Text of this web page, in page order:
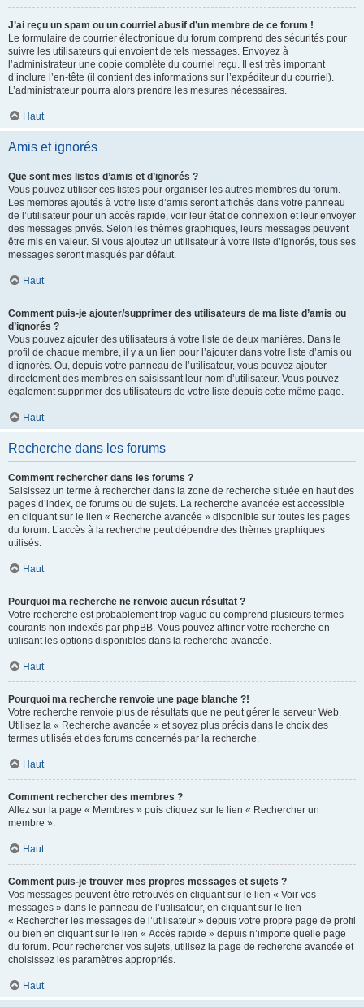
J’ai reçu un spam ou un courriel abusif d’un membre de ce forum !
Le formulaire de courrier électronique du forum comprend des sécurités pour
suivre les utilisateurs qui envoient de tels messages. Envoyez à
l’administrateur une copie complète du courriel reçu. Il est très important
d’inclure l’en-tête (il contient des informations sur l’expéditeur du courriel).
L’administrateur pourra alors prendre les mesures nécessaires.
Haut
Amis et ignorés
Que sont mes listes d’amis et d’ignorés ?
Vous pouvez utiliser ces listes pour organiser les autres membres du forum.
Les membres ajoutés à votre liste d’amis seront affichés dans votre panneau
de l’utilisateur pour un accès rapide, voir leur état de connexion et leur envoyer
des messages privés. Selon les thèmes graphiques, leurs messages peuvent
être mis en valeur. Si vous ajoutez un utilisateur à votre liste d’ignorés, tous ses
messages seront masqués par défaut.
Haut
Comment puis-je ajouter/supprimer des utilisateurs de ma liste d’amis ou
d’ignorés ?
Vous pouvez ajouter des utilisateurs à votre liste de deux manières. Dans le
profil de chaque membre, il y a un lien pour l’ajouter dans votre liste d’amis ou
d’ignorés. Ou, depuis votre panneau de l’utilisateur, vous pouvez ajouter
directement des membres en saisissant leur nom d’utilisateur. Vous pouvez
également supprimer des utilisateurs de votre liste depuis cette même page.
Haut
Recherche dans les forums
Comment rechercher dans les forums ?
Saisissez un terme à rechercher dans la zone de recherche située en haut des
pages d’index, de forums ou de sujets. La recherche avancée est accessible
en cliquant sur le lien « Recherche avancée » disponible sur toutes les pages
du forum. L’accès à la recherche peut dépendre des thèmes graphiques
utilisés.
Haut
Pourquoi ma recherche ne renvoie aucun résultat ?
Votre recherche est probablement trop vague ou comprend plusieurs termes
courants non indexés par phpBB. Vous pouvez affiner votre recherche en
utilisant les options disponibles dans la recherche avancée.
Haut
Pourquoi ma recherche renvoie une page blanche ?!
Votre recherche renvoie plus de résultats que ne peut gérer le serveur Web.
Utilisez la « Recherche avancée » et soyez plus précis dans le choix des
termes utilisés et des forums concernés par la recherche.
Haut
Comment rechercher des membres ?
Allez sur la page « Membres » puis cliquez sur le lien « Rechercher un
membre ».
Haut
Comment puis-je trouver mes propres messages et sujets ?
Vos messages peuvent être retrouvés en cliquant sur le lien « Voir vos
messages » dans le panneau de l’utilisateur, en cliquant sur le lien
« Rechercher les messages de l’utilisateur » depuis votre propre page de profil
ou bien en cliquant sur le lien « Accès rapide » depuis n’importe quelle page
du forum. Pour rechercher vos sujets, utilisez la page de recherche avancée et
choisissez les paramètres appropriés.
Haut